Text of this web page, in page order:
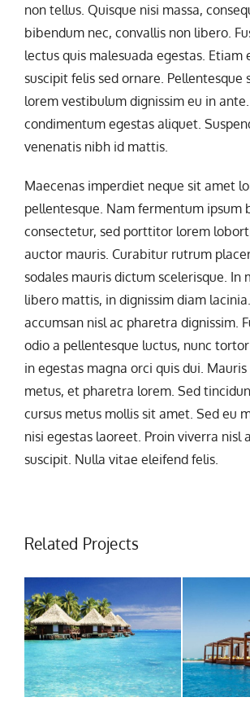
non tellus. Quisque nisi massa,
bibendum nec, convallis non libero.
lectus quis malesuada egestas. Etiam
suscipit felis sed ornare. Pellentesque
lorem vestibulum dignissim eu in
condimentum egestas aliquet.
venenatis nibh id mattis.
Maecenas imperdiet neque sit amet
pellentesque. Nam fermentum ipsum
consectetur, sed porttitor lorem
auctor mauris. Curabitur rutrum
sodales mauris dictum scelerisque. In
libero mattis, in dignissim diam
accumsan nisl ac pharetra dignissim.
odio a pellentesque luctus, nunc
in egestas magna orci quis dui.
metus, et pharetra lorem. Sed
cursus metus mollis sit amet. Sed eu
nisi egestas laoreet. Proin viverra nisl
suscipit. Nulla vitae eleifend felis.
Related Projects